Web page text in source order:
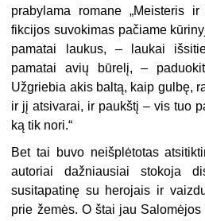
prabylama romane „Meisteris
fikcijos suvokimas pačiame
pamatai laukus, – laukai
pamatai avių būrelį, –
Užgriebia akis baltą, kaip gulbę,
ir jį atsivarai, ir paukštį – vis tuo
ką tik nori.“
Bet tai buvo neišplėtotas
autoriai dažniausiai stokoja
susitapatinę su herojais ir
prie žemės. O štai jau